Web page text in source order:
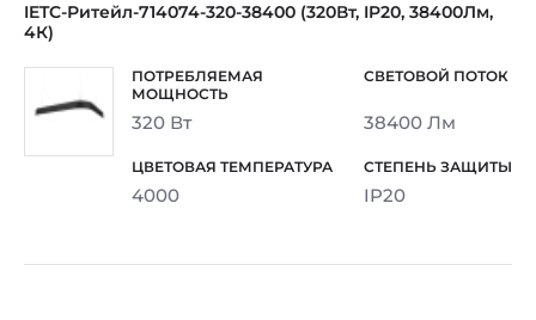
IETC-Ритейл-714074-320-38400 (320Вт, IP20, 38400Лм,
4К)
320 Вт 38400 Лм
4000 IP20